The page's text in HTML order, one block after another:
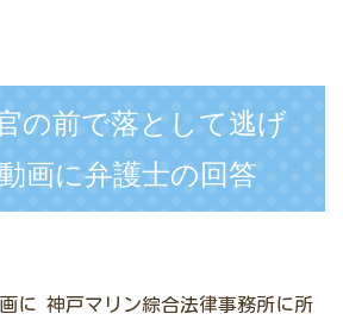
の前で落として逃げ
画に弁護士の回答
に 神戸マリン綜合法律事務所に所